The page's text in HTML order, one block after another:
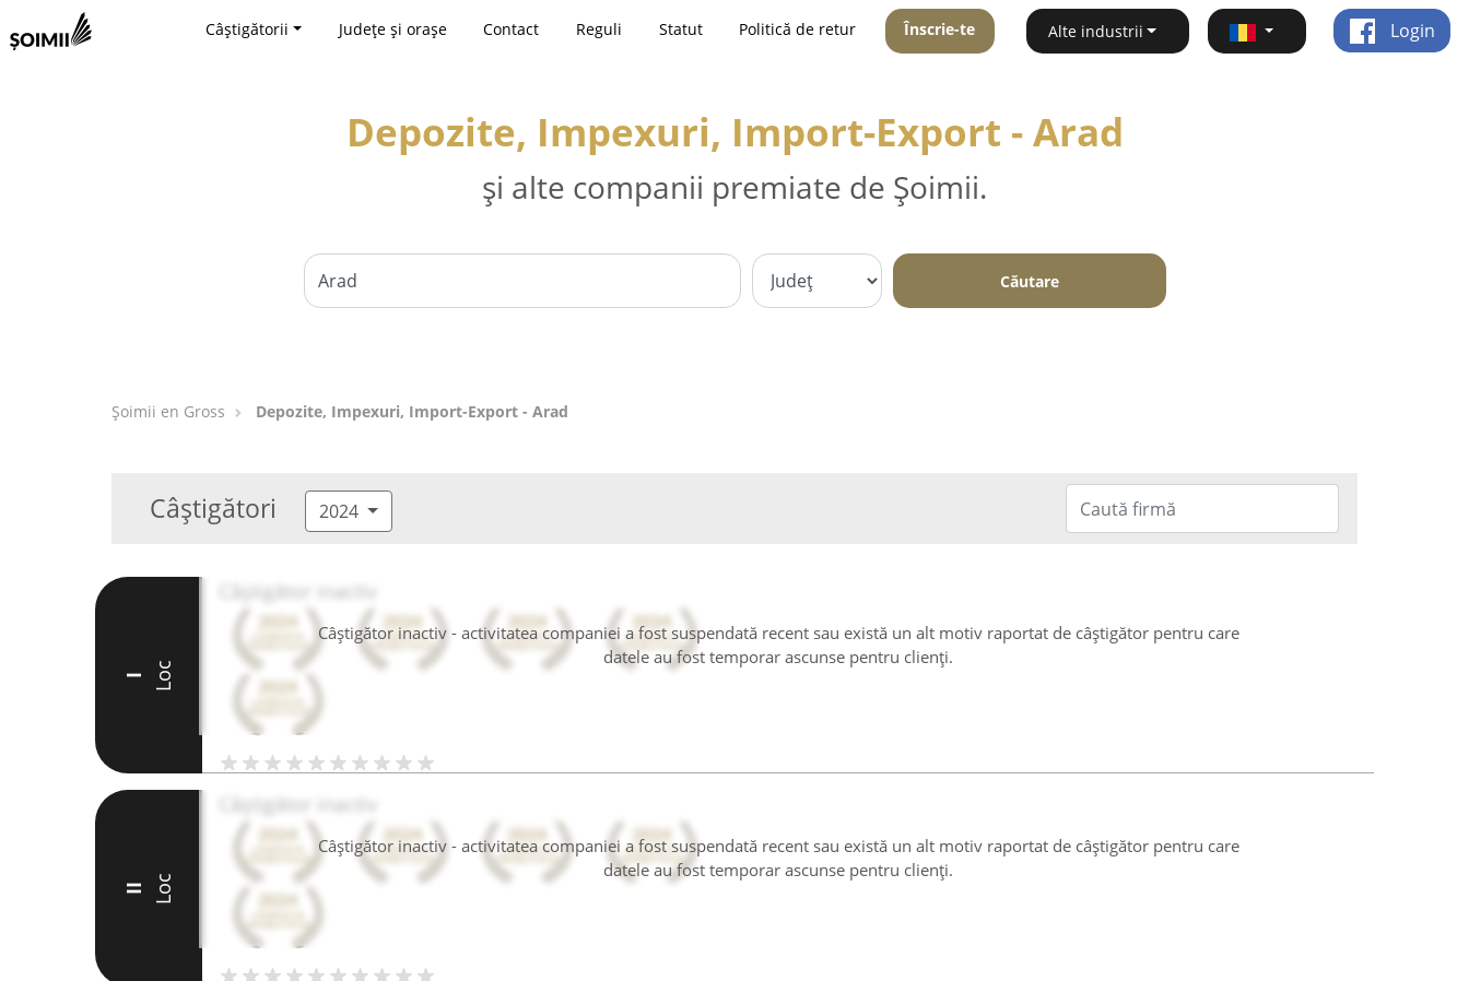
Câștigătorii Județe și orașe Contact Reguli Statut Politică de retur Înscrie-te Alte industrii Login
Depozite, Impexuri, Import-Export - Arad
și alte companii premiate de Șoimii.
Căutare
Șoimii en Gross Depozite, Impexuri, Import-Export - Arad
Câștigători 2024
Câștigător inactiv - activitatea companiei a fost suspendată recent sau există un alt motiv raportat de câștigător pentru care
datele au fost temporar ascunse pentru clienți.
I Loc
Câștigător inactiv
Câștigător inactiv - activitatea companiei a fost suspendată recent sau există un alt motiv raportat de câștigător pentru care
datele au fost temporar ascunse pentru clienți.
II Loc
Câștigător inactiv